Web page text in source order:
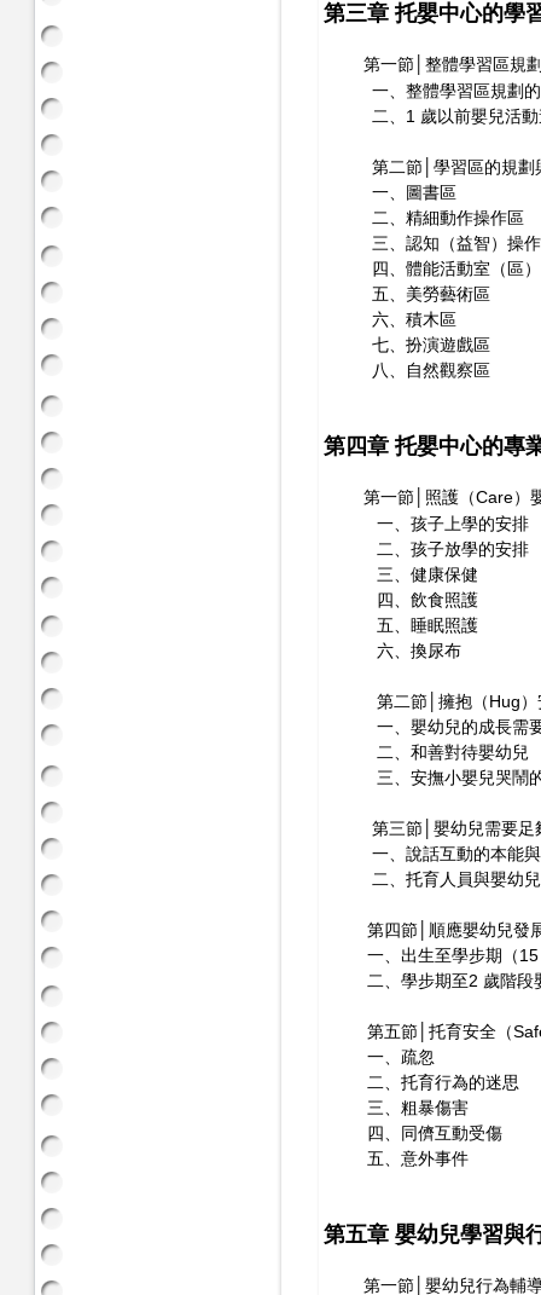
第三章 托嬰中心的學
第一節│整體學習區規
一、整體學習區規劃
二、1 歲以前嬰兒活動
第二節│學習區的規劃
一、圖書區
二、精細動作操作區
三、認知（益智）操
四、體能活動室（區
五、美勞藝術區
六、積木區
七、扮演遊戲區
八、自然觀察區
第四章 托嬰中心的專
第一節│照護（Care）
一、孩子上學的安排
二、孩子放學的安排
三、健康保健
四、飲食照護
五、睡眠照護
六、換尿布
第二節│擁抱（Hug）
一、嬰幼兒的成長需
二、和善對待嬰幼兒
三、安撫小嬰兒哭鬧
第三節│嬰幼兒需要足夠
一、說話互動的本能
二、托育人員與嬰幼兒
第四節│順應嬰幼兒發展
一、出生至學步期（15
二、學步期至2 歲階段
第五節│托育安全（
一、疏忽
二、托育行為的迷思
三、粗暴傷害
四、同儕互動受傷
五、意外事件
第五章 嬰幼兒學習與
第一節│嬰幼兒行為輔